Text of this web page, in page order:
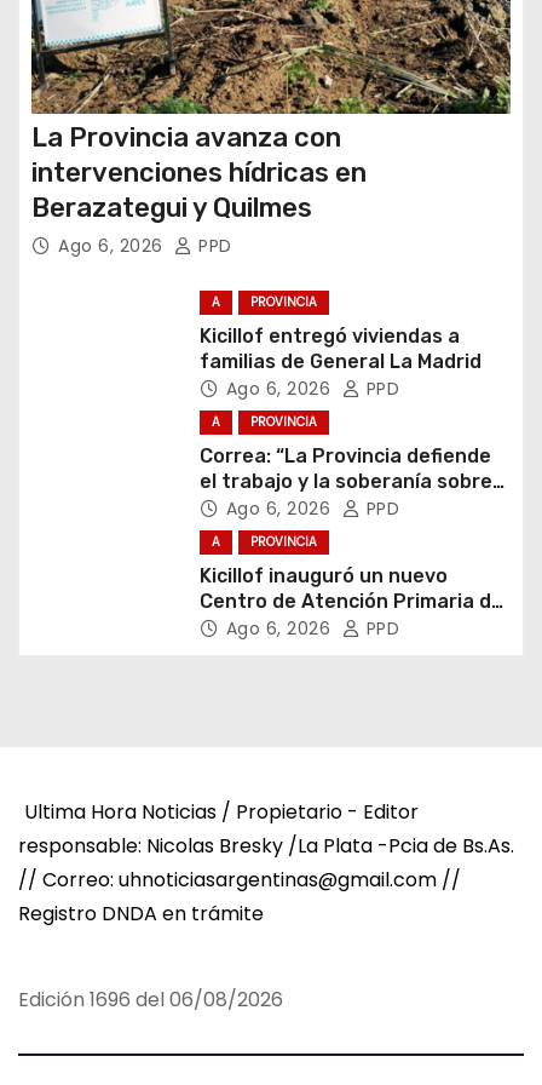
La Provincia avanza con
intervenciones hídricas en
Berazategui y Quilmes
Ago 6, 2026 PPD
A PROVINCIA
Kicillof entregó viviendas a
familias de General La Madrid
Ago 6, 2026 PPD
A PROVINCIA
Correa: “La Provincia defiende
el trabajo y la soberanía sobre
puertos y ríos”
Ago 6, 2026 PPD
A PROVINCIA
Kicillof inauguró un nuevo
Centro de Atención Primaria de
la Salud
Ago 6, 2026 PPD
Ultima Hora Noticias / Propietario - Editor
responsable: Nicolas Bresky /La Plata -Pcia de Bs.As.
// Correo: uhnoticiasargentinas@gmail.com //
Registro DNDA en trámite
Edición 1696 del 06/08/2026